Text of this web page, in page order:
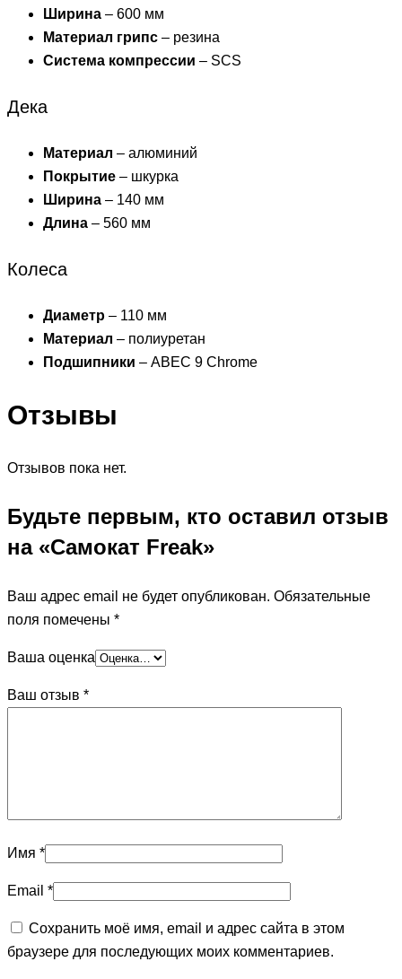
Ширина – 600 мм
Материал грипс – резина
Система компрессии – SCS
Дека
Материал – алюминий
Покрытие – шкурка
Ширина – 140 мм
Длина – 560 мм
Колеса
Диаметр – 110 мм
Материал – полиуретан
Подшипники – ABEC 9 Chrome
Отзывы
Отзывов пока нет.
Будьте первым, кто оставил отзыв
на «Самокат Freak»
Ваш адрес email не будет опубликован. Обязательные
поля помечены *
Ваша оценка
Ваш отзыв *
Имя *
Email *
Сохранить моё имя, email и адрес сайта в этом
браузере для последующих моих комментариев.